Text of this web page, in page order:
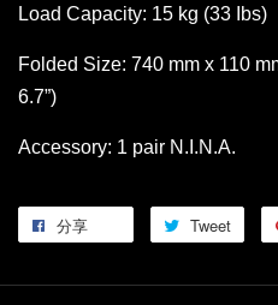
Load Capacity: 15 kg (33 Ibs)
Folded Size: 740 mm x 110
6.7”)
Accessory: 1 pair N.I.N.A.
分享 Tweet